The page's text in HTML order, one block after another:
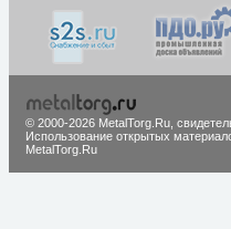
© 2000-2026 MetalTorg.Ru,
Использование открытых
MetalTorg.Ru